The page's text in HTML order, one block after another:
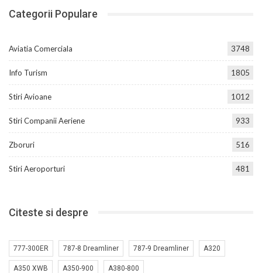
Categorii Populare
Aviatia Comerciala 3748
Info Turism 1805
Stiri Avioane 1012
Stiri Companii Aeriene 933
Zboruri 516
Stiri Aeroporturi 481
Citeste si despre
777-300ER 787-8 Dreamliner 787-9 Dreamliner A320
A350 XWB A350-900 A380-800